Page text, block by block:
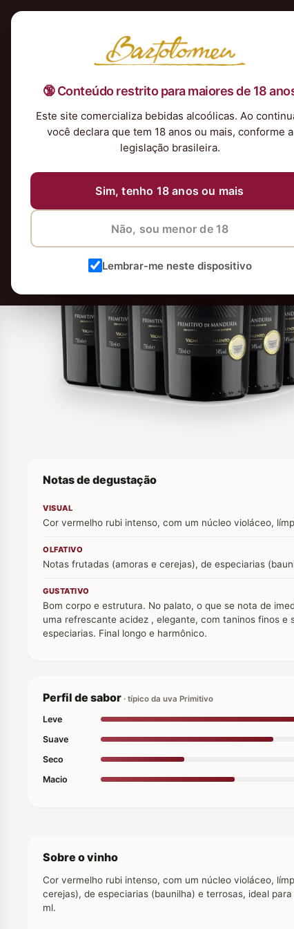
🔞 Conteúdo restrito para maiores de 18
Este site comercializa bebidas alcoólicas. Ao
você declara que tem 18 anos ou mais, conforme a
legislação brasileira.
Sim, tenho 18 anos ou mais
Não, sou menor de 18
Lembrar-me neste dispositivo
Nossa Seleção TintosBrancosEspumantesRosés Kits
Notas de degustação
VISUAL
Cor vermelho rubi intenso, com um núcleo violáceo,
OLFATIVO
Notas frutadas (amoras e cerejas), de especiarias
GUSTATIVO
Bom corpo e estrutura. No palato, o que se nota de
uma refrescante acidez , elegante, com taninos finos e
especiarias. Final longo e harmônico.
Perfil de sabor · típico da uva Primitivo
Leve
Suave
Seco
Macio
Sobre o vinho
Cor vermelho rubi intenso, com um núcleo violáceo,
cerejas), de especiarias (baunilha) e terrosas, ideal
ml.